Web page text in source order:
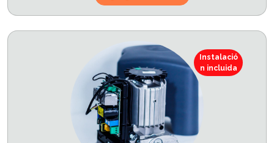
Instalació
n incluida